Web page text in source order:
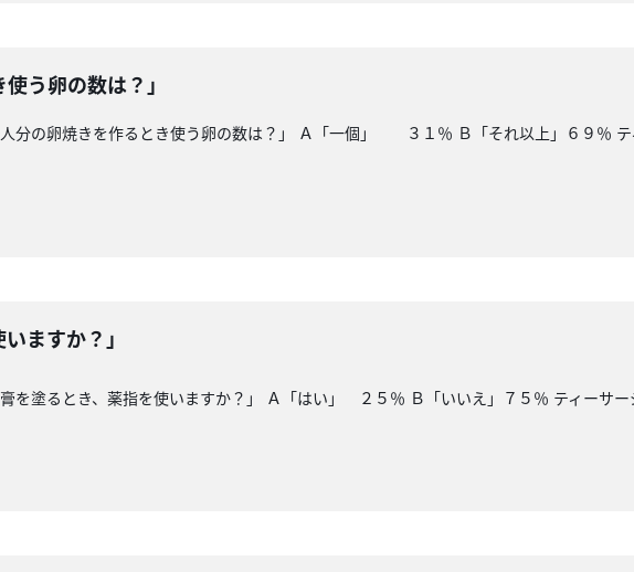
う卵の数は？」
分の卵焼きを作るとき使う卵の数は？」 Ａ「一個」 ３１％ Ｂ「それ以上」６９％
ますか？」
を塗るとき、薬指を使いますか？」 Ａ「はい」 ２５％ Ｂ「いいえ」７５％ ティーサー